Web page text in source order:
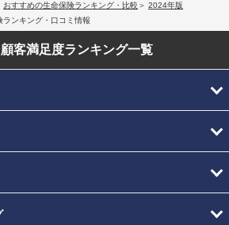
おすすめの生命保険ランキング・比較
2024年版
ンキング・口コミ情報
客満足度ランキング一覧